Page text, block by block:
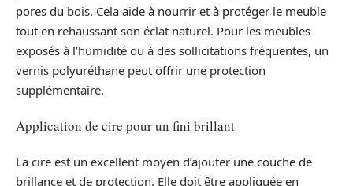
pores du bois. Cela aide à nourrir et à protéger le meuble
tout en rehaussant son éclat naturel. Pour les meubles
exposés à l’humidité ou à des sollicitations fréquentes, un
vernis polyuréthane peut offrir une protection
supplémentaire.
Application de cire pour un fini brillant
La cire est un excellent moyen d’ajouter une couche de
brillance et de protection. Elle doit être appliquée en